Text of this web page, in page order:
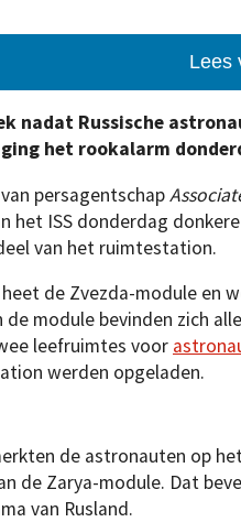
Lees
nadat Russische
het rookalarm
persagentschap
het ISS donderdag
van het ruimtestation.
de Zvezda-module en
module bevinden zich
leefruimtes voor
werden opgeladen.
de astronauten op
de Zarya-module. Dat
van Rusland.